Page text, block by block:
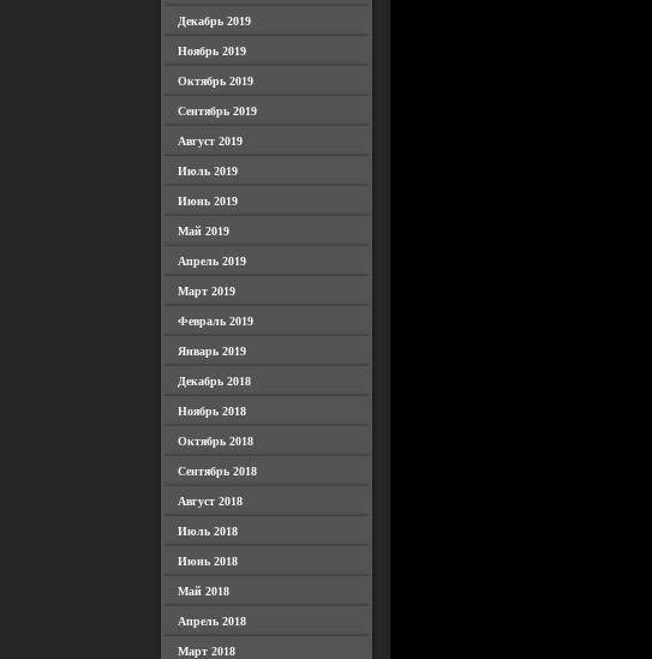
Декабрь 2019
Ноябрь 2019
Октябрь 2019
Сентябрь 2019
Август 2019
Июль 2019
Июнь 2019
Май 2019
Апрель 2019
Март 2019
Февраль 2019
Январь 2019
Декабрь 2018
Ноябрь 2018
Октябрь 2018
Сентябрь 2018
Август 2018
Июль 2018
Июнь 2018
Май 2018
Апрель 2018
Март 2018